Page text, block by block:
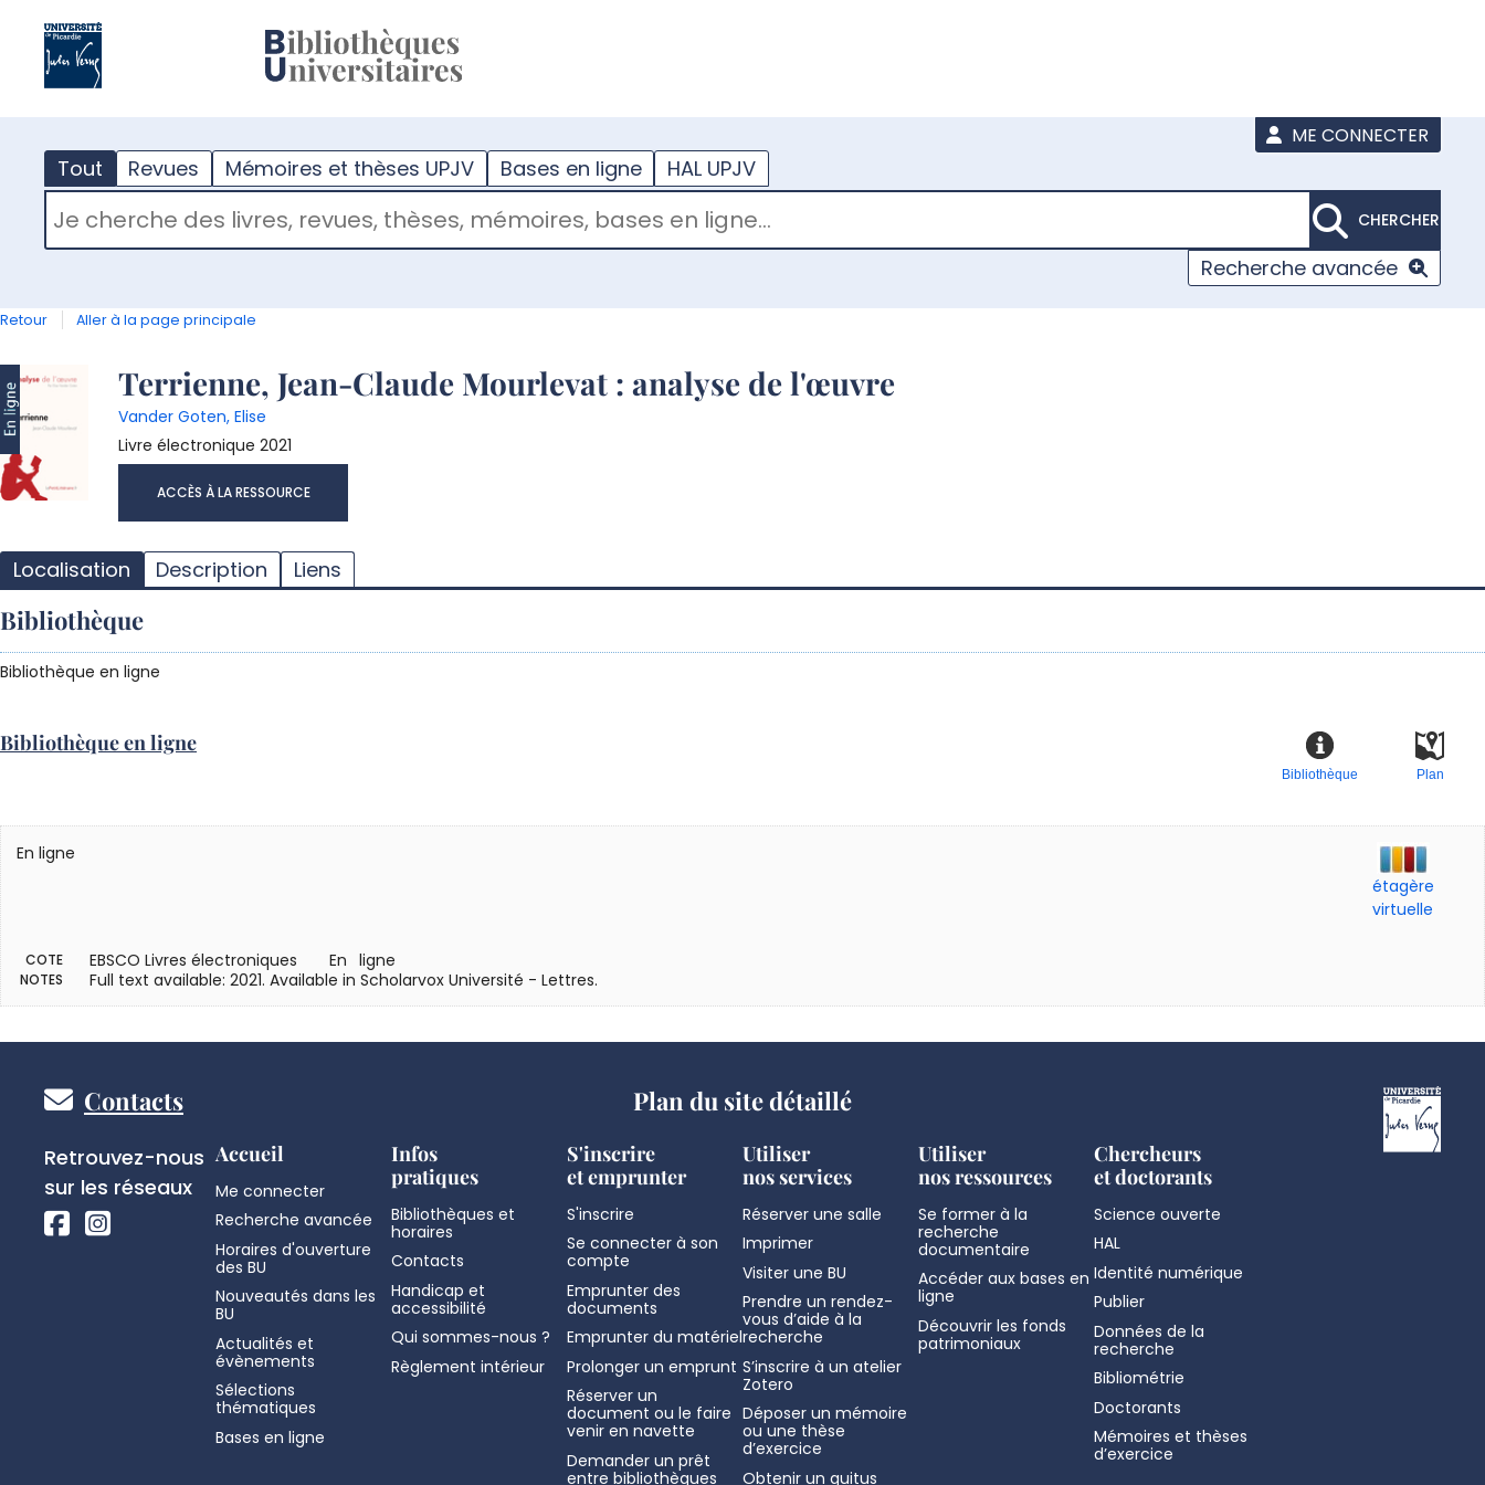
ME CONNECTER
Tout Revues Mémoires et thèses UPJV Bases en ligne HAL UPJV
RECHERCHER DANS "TOUT"
CHERCHER
Recherche avancée
Retour Aller à la page principale
Détail
document
Terrienne, Jean-Claude Mourlevat : analyse de l'œuvre
Vander Goten, Elise
Livre électronique 2021
ACCÈS À LA RESSOURCE
Localisation Description Liens
Bibliothèque
Bibliothèque en ligne
Bibliothèque en ligne
Plan
Bibliothèque
En ligne
COTE EBSCO Livres électroniques En ligne
NOTES Full text available: 2021. Available in Scholarvox Université - Lettres.
étagère
virtuelle
Pied
de
page
Contacts
Réseaux
sociaux
Retrouvez-nous
sur les réseaux
Plan du site détaillé
Accueil
Me connecter
Recherche avancée
Horaires d'ouverture
des BU
Nouveautés dans les
BU
Actualités et
évènements
Sélections
thématiques
Bases en ligne
Infos
pratiques
Bibliothèques et
horaires
Contacts
Handicap et
accessibilité
Qui sommes-nous ?
Règlement intérieur
S'inscrire
et emprunter
S'inscrire
Se connecter à son
compte
Emprunter des
documents
Emprunter du matériel
Prolonger un emprunt
Réserver un
document ou le faire
venir en navette
Demander un prêt
entre bibliothèques
Utiliser
nos services
Réserver une salle
Imprimer
Visiter une BU
Prendre un rendez-
vous d’aide à la
recherche
S’inscrire à un atelier
Zotero
Déposer un mémoire
ou une thèse
d’exercice
Obtenir un quitus
Utiliser
nos ressources
Se former à la
recherche
documentaire
Accéder aux bases en
ligne
Découvrir les fonds
patrimoniaux
Chercheurs
et doctorants
Science ouverte
HAL
Identité numérique
Publier
Données de la
recherche
Bibliométrie
Doctorants
Mémoires et thèses
d’exercice